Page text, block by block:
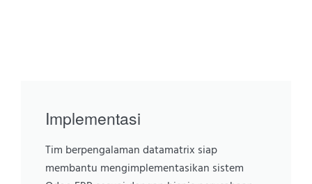
Implementasi
Tim berpengalaman datamatrix siap
membantu mengimplementasikan sistem